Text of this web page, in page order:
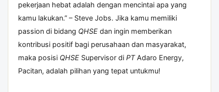
pekerjaan hebat adalah dengan mencintai apa yang
kamu lakukan.” – Steve Jobs. Jika kamu memiliki
passion di bidang QHSE dan ingin memberikan
kontribusi positif bagi perusahaan dan masyarakat,
maka posisi QHSE Supervisor di PTAdaro Energy,
Pacitan, adalah pilihan yang tepat untukmu!